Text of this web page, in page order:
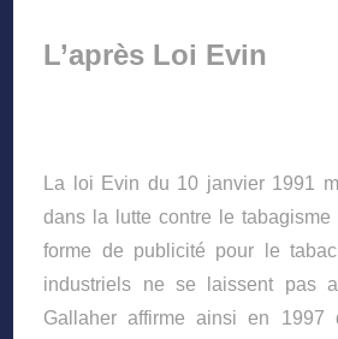
L’après Loi Evin
La loi Evin du 10 janvier 1991
dans la lutte contre le
forme de publicité pour le
industriels ne se laissent pas
Gallaher affirme ainsi en 1997